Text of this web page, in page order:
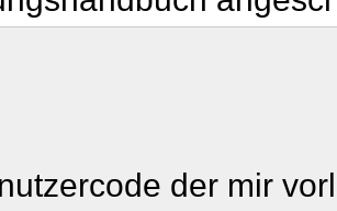
der mir